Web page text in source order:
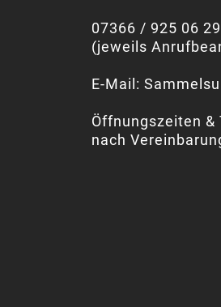
07366 / 925 06
(jeweils
E-Mail:
Öffnungszeiten &
nach